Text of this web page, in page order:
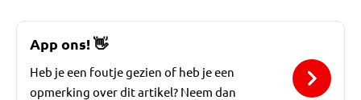
App ons!👋
Heb je een foutje gezien of heb je een
opmerking over dit artikel? Neem dan